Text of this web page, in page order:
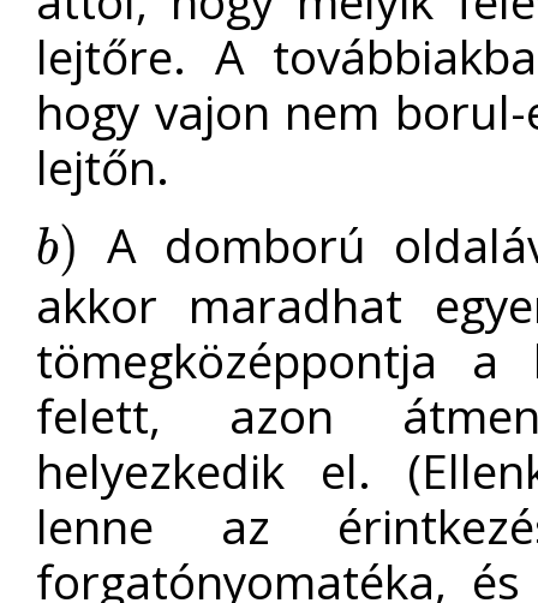
lejtőre. A
hogy vajon nem
lejtőn.
b)
b)
A domború
akkor maradhat
tömegközéppontja
felett, azon
helyezkedik el.
lenne az
forgatónyomatéka,